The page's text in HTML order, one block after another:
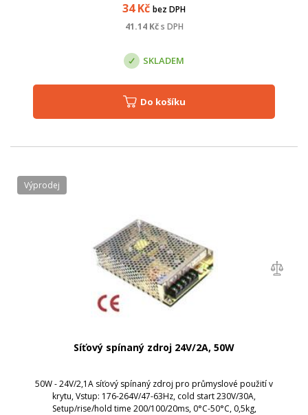
34Kč bez DPH
41.14Kč s DPH
SKLADEM
Do košíku
Síťový spínaný zdroj 24V/2A, 50W
50W - 24V/2,1A síťový spínaný zdroj pro průmyslové použití v
krytu, Vstup: 176-264V/47-63Hz, cold start 230V/30A,
Setup/rise/hold time 200/100/20ms, 0°C-50°C, 0,5kg,
Výprodej